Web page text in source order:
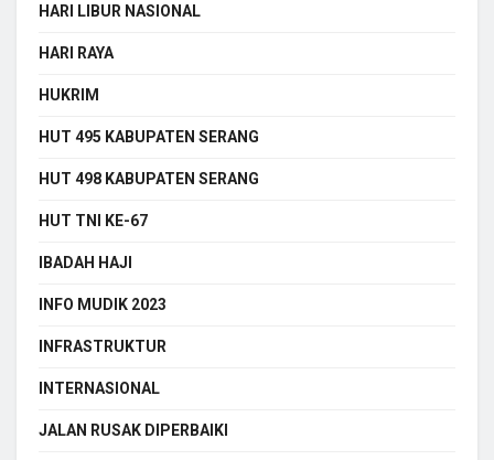
HARI LIBUR NASIONAL
HARI RAYA
HUKRIM
HUT 495 KABUPATEN SERANG
HUT 498 KABUPATEN SERANG
HUT TNI KE-67
IBADAH HAJI
INFO MUDIK 2023
INFRASTRUKTUR
INTERNASIONAL
JALAN RUSAK DIPERBAIKI